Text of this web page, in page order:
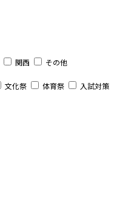
関西
その他
文化祭 体育祭
入試対策